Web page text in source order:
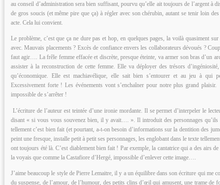
au conseil d’administration sera bien suffisant, pourvu qu’elle ait toujours de l’argent à
de gros soucis (et même pire que ça) à régler avec son chérubin, autant se tenir loin
acte. Cela lui convient.
Le problème, c’est que ça ne dure pas et hop, en quelques pages, la voilà quasiment
avec. Mauvais placements ? Excès de confiance envers les collaborateurs dévoués ?
faut agir…. La frêle femme effacée et discrète, presque éteinte, va armer son bras d’un
assister à la reconstruction de cette femme. Elle va déployer des trésors
qu’économique. Elle est machiavélique, elle sait bien s’entourer et au jeu à qui
Excessivement forte ! Les événements vont s’enchaîner pour notre plus grand
impossible de s’arrêter !
L’écriture de l’auteur est teintée d’une ironie mordante. Il se permet d’interpeler le
disant « si vous vous souvenez bien, il y avait…. ». Il introduit des personnages qu’ils
tellement c’est bien fait (et pourtant, a-t-on besoin d’informations sur la dentition des
peint une fresque, installe petit à petit ses personnages, les englobant dans le texte
ont toujours été là. C’est diablement bien fait ! Par exemple, la cantatrice qui a des airs
la voyais que comme la Castafiore d’Hergé, impossible d’enlever cette image….
J’aime beaucoup le style de Pierre Lemaitre, il y a un équilibre dans son écriture qui me
du suspense, de l’amour, de l’humour, des petits clins d’œil qui amusent, une trame de